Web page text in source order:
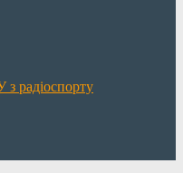
радіоспорту